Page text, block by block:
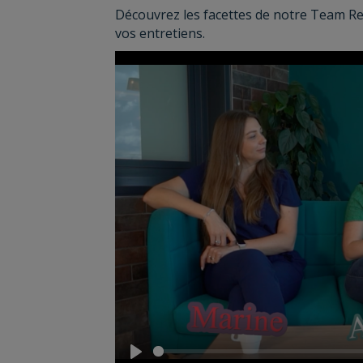
Découvrez les facettes de notre Team
vos entretiens.